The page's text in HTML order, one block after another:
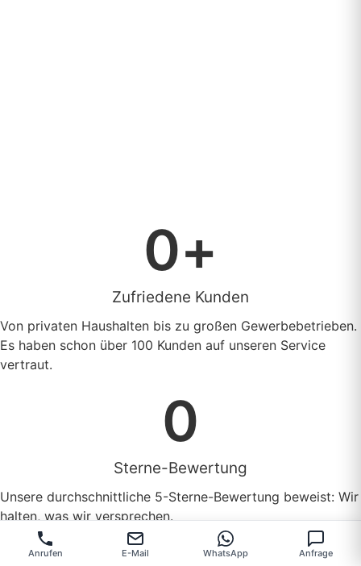
Zufriedene Kunden
0+
Von privaten Haushalten bis zu großen Gewerbebetrieben.
Es haben schon über 100 Kunden auf unseren Service
vertraut.
Sterne-Bewertung
0
Unsere durchschnittliche 5-Sterne-Bewertung beweist: Wir
halten, was wir versprechen.
Professionelle Praxisreinigung in
Anrufen E-Mail WhatsApp Anfrage